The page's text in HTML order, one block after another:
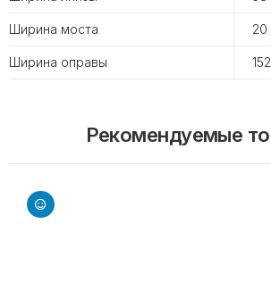
Ширина моста
Ширина оправы
Рекомендуемые